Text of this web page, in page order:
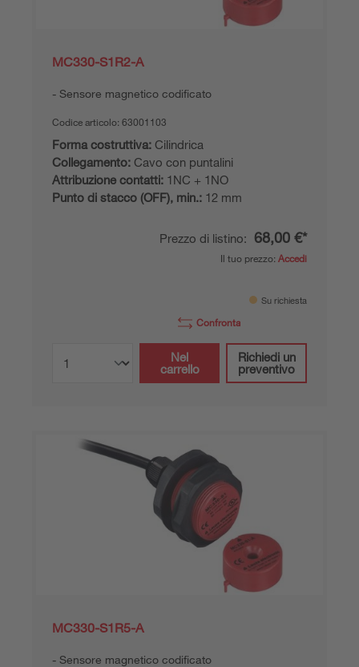
MC330-S1R2-A
Sensore magnetico codificato
Codice articolo: 63001103
Forma costruttiva: Cilindrica
Collegamento: Cavo con puntalini
Attribuzione contatti: 1NC + 1NO
Punto di stacco (OFF), min.: 12 mm
Prezzo di listino: 68,00 €*
Il tuo prezzo: Accedi
Su richiesta
Confronta
Nel
carrello
Richiedi un
preventivo
MC330-S1R5-A
Sensore magnetico codificato